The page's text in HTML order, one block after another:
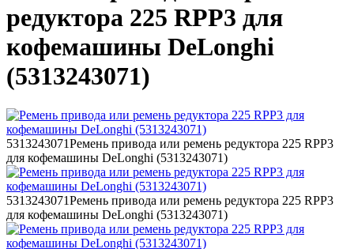
редуктора 225 RPP3 для
кофемашины DeLonghi
(5313243071)
5313243071Ремень привода или ремень редуктора 225 RPP3
для кофемашины DeLonghi (5313243071)
5313243071Ремень привода или ремень редуктора 225 RPP3
для кофемашины DeLonghi (5313243071)